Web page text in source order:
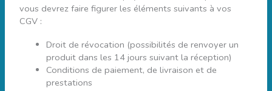
vous devrez faire figurer les éléments suivants à vos
CGV :
Droit de révocation (possibilités de renvoyer un
produit dans les 14 jours suivant la réception)
Conditions de paiement, de livraison et de
prestations